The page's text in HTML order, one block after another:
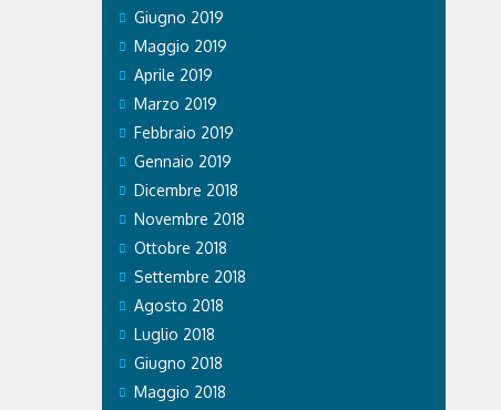
Giugno 2019
Maggio 2019
Aprile 2019
Marzo 2019
Febbraio 2019
Gennaio 2019
Dicembre 2018
Novembre 2018
Ottobre 2018
Settembre 2018
Agosto 2018
Luglio 2018
Giugno 2018
Maggio 2018